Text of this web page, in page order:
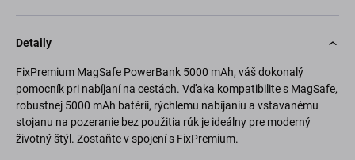
Detaily
FixPremium MagSafe PowerBank 5000 mAh, váš dokonalý
pomocník pri nabíjaní na cestách. Vďaka kompatibilite s MagSafe,
robustnej 5000 mAh batérii, rýchlemu nabíjaniu a vstavanému
stojanu na pozeranie bez použitia rúk je ideálny pre moderný
životný štýl. Zostaňte v spojení s FixPremium.